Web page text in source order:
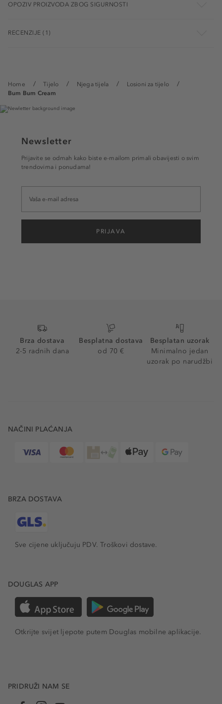
Home Tijelo Njega tijela
Losioni za tijelo
Bum Bum Cream
OPOZIV PROIZVODA ZBOG SIGURNOSTI
RECENZIJE (1)
Newsletter
Prijavite se odmah kako biste e-mailom primali obavijesti o svim
trendovima i ponudama!
PRIJAVA
Brza dostava
2-5 radnih dana
Besplatna dostava
od 70 €
Besplatan uzorak
Minimalno jedan
uzorak po narudžbi
NAČINI PLAĆANJA
BRZA DOSTAVA
Sve cijene uključuju PDV.Troškovi dostave.
DOUGLAS APP
Otkrijte svijet ljepote putem Douglas mobilne aplikacije.
PRIDRUŽI NAM SE